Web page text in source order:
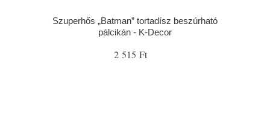
Szuperhős „Batman” tortadísz beszúrható
pálcikán - K-Decor
2 515 Ft